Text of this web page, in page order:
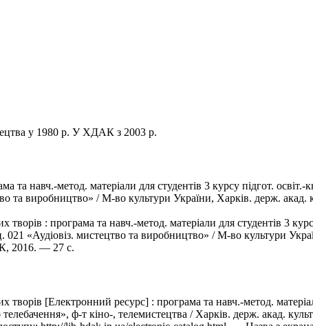
у 1980 р. У ХДАК з 2003 р.
та навч.-метод. матеріали для студентів 3 курсу підгот.
та виробництво» / М-во культури України, Харків. держ. акад.
творів : програма та навч.-метод. матеріали для студентів 3
021 «Аудіовіз. мистецтво та виробництво» / М-во культури
2016. — 27 с.
творів [Електронний ресурс] : програма та навч.-метод.
ф-т кіно-, телемистецтва / Харків. держ. акад.